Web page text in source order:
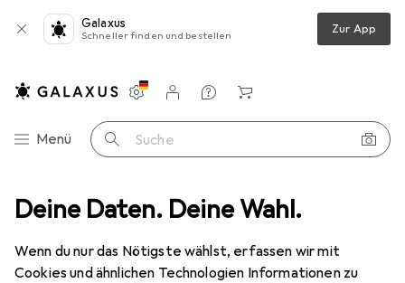
Deine Daten. Deine Wahl.
Wenn du nur das Nötigste wählst, erfassen wir mit
Cookies und ähnlichen Technologien Informationen zu
Galaxus
Schneller finden und bestellen Zur App
Navigation nach Kategorien
Menü Suche
Einstellungen
Kundenkonto
Vergleichslisten
Merklisten
Warenkorb
Kochgeschirr Kochbesteck Metaltex Reislöffel Acacia